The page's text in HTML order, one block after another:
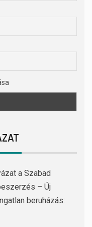
a Szabad
– Új
beruházás: